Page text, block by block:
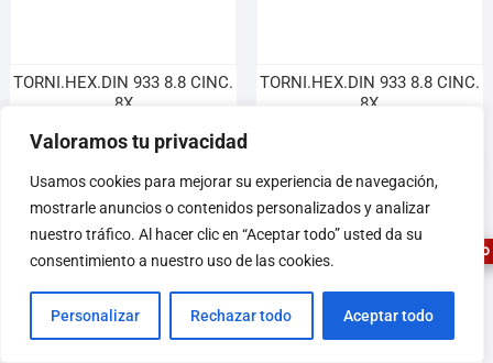
Valoramos tu privacidad
Usamos cookies para mejorar su experiencia de navegación,
mostrarle anuncios o contenidos personalizados y analizar
nuestro tráfico. Al hacer clic en “Aceptar todo” usted da su
consentimiento a nuestro uso de las cookies.
Personalizar Rechazar todo Aceptar todo
TORNI.HEX.DIN 933 8.8 CINC.
8X
18,75€
Leer más
TORNI.HEX.DIN 933 8.8 CINC.
8X
Leer más
ASESOR FERRETERO